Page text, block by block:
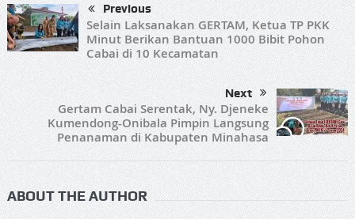
Previous
Selain Laksanakan GERTAM, Ketua TP PKK
Minut Berikan Bantuan 1000 Bibit Pohon
Cabai di 10 Kecamatan
Next
Gertam Cabai Serentak, Ny. Djeneke
Kumendong-Onibala Pimpin Langsung
Penanaman di Kabupaten Minahasa
ABOUT THE AUTHOR